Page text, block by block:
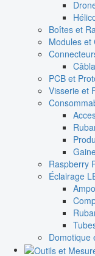
Boîtes et
Modules et
PCB et
Visserie et
Raspberry
Éclairage
Domotique